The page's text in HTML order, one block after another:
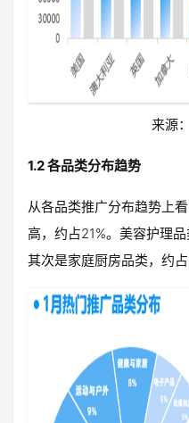
来源
1.2 各品类分布趋势
从各品类推广分布趋势上
高，约占21%。美容护理品
其次是家庭厨房品类，约